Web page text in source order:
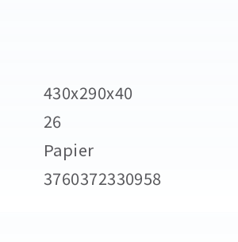
430x290x40
26
Papier
3760372330958